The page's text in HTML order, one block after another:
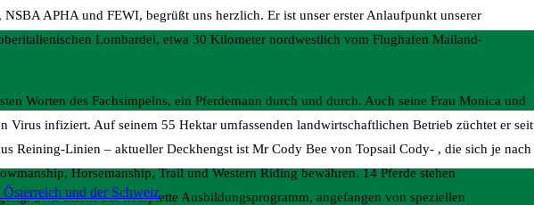
und der Schweiz
APHA und FEWI, begrüßt uns herzlich. Er ist unser erster Anlaufpunkt unserer
Lombardei, etwa 30 Kilometer nordwestlich vom Flughafen Mailand-
Worten des Fachsimpelns, ein Pferdemann durch und durch. Auch seine Frau Monica und
Virus infiziert. Auf seinem 55 Hektar umfassenden landwirtschaftlichen Betrieb züchtet er seit
Reining-Linien – aktueller Deckhengst ist Mr Cody Bee von Topsail Cody- , die sich je nach
Horsemanship, Trail und Western Riding bewähren. 14 Pferde stehen
„Wir bieten das komplette Ausbildungsprogramm, angefangen von speziellen